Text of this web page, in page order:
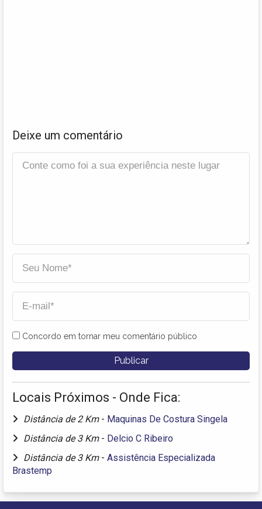
Deixe um comentário
Concordo em tornar meu comentário público
Locais Próximos - Onde Fica:
Distância de 2 Km - Maquinas De Costura Singela
Distância de 3 Km - Delcio C Ribeiro
Distância de 3 Km - Assistência Especializada
Brastemp